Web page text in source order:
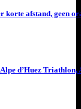
korte afstand, geen
d’Huez Triathlon,